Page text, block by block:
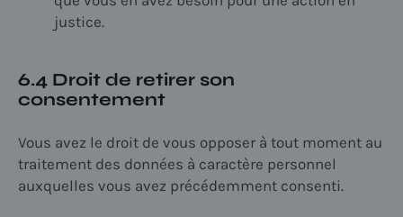
justice.
6.4 Droit de retirer son
consentement
Vous avez le droit de vous opposer à tout moment au
traitement des données à caractère personnel
auxquelles vous avez précédemment consenti.